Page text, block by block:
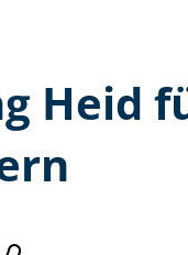
Heid